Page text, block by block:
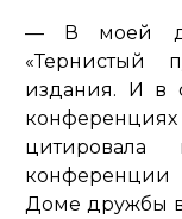
— В моей
«Тернистый
издания. И в
конференциях
конференции
Доме дружбы